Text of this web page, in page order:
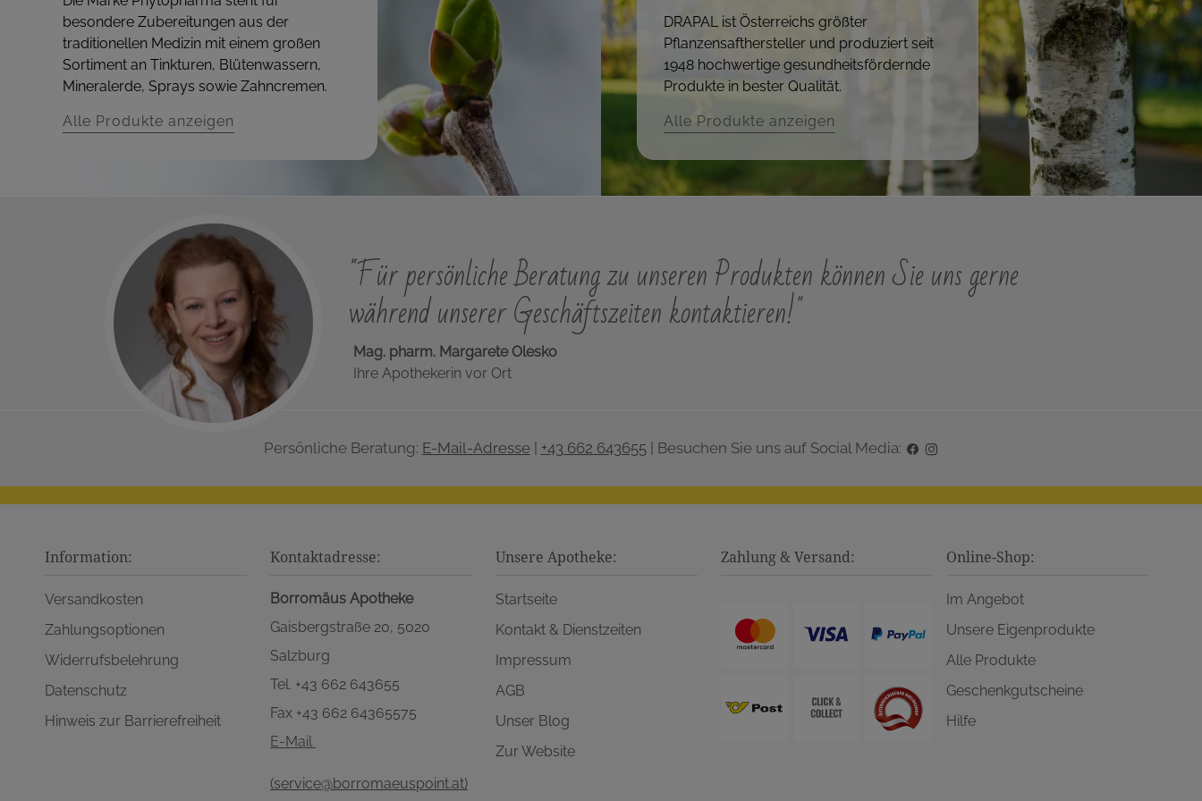
besondere Zubereitungen aus der
traditionellen Medizin mit einem großen
Sortiment an Tinkturen, Blütenwassern,
Mineralerde, Sprays sowie Zahncremen.
Alle Produkte anzeigen
DRAPAL ist Österreichs größter
Pflanzensafthersteller und produziert seit
1948 hochwertige gesundheitsfördernde
Produkte in bester Qualität.
Alle Produkte anzeigen
"Für persönliche Beratung zu unseren Produkten können Sie uns gerne
während unserer Geschäftszeiten kontaktieren!"
Mag. pharm. Margarete Olesko
Ihre Apothekerin vor Ort
Persönliche Beratung: E-Mail-Adresse| +43 662 643655| Besuchen Sie uns auf Social Media:
Information:
Versandkosten
Zahlungsoptionen
Widerrufsbelehrung
Datenschutz
Hinweis zur Barrierefreiheit
Kontaktadresse:
Borromäus Apotheke
Gaisbergstraße 20, 5020
Salzburg
Tel. +43 662 643655
Fax +43 662 64365575
E-Mail
(service@borromaeuspoint.at)
Unsere Apotheke:
Startseite
Kontakt & Dienstzeiten
Impressum
AGB
Unser Blog
Zur Website
Zahlung & Versand: Online-Shop:
Im Angebot
Unsere Eigenprodukte
Alle Produkte
Geschenkgutscheine
Hilfe